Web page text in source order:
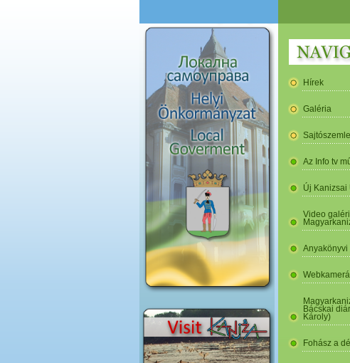
Hírek
Galéria
Sajtószemle
Az Info tv
Új Kanizsai
Video
Anyakönyvi
Bácskai
Károly)
Fohász a